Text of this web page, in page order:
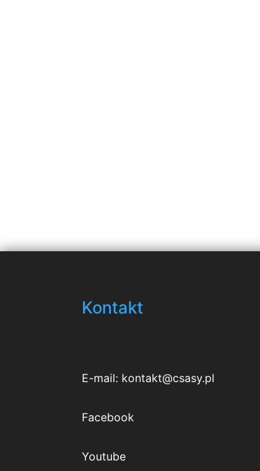
Kontakt
E-mail: kontakt@csasy.pl
Facebook
Youtube